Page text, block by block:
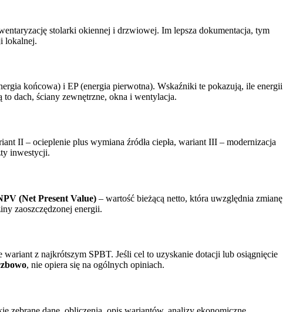
stolarki okiennej i drzwiowej. Im lepsza dokumentacja, tym
lokalnej.
końcowa) i EP (energia pierwotna). Wskaźniki te pokazują, ile energii
to dach, ściany zewnętrzne, okna i wentylacja.
II – ocieplenie plus wymiana źródła ciepła, wariant III – modernizacja
inwestycji.
(Net Present Value) – wartość bieżącą netto, która uwzględnia zmianę
zaoszczędzonej energii.
z najkrótszym SPBT. Jeśli cel to uzyskanie dotacji lub osiągnięcie
, nie opiera się na ogólnych opiniach.